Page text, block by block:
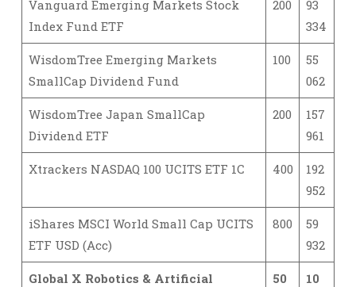
Vanguard Emerging Markets Stock
Index Fund ETF
200
93
334
WisdomTree Emerging Markets
SmallCap Dividend Fund
100
55
062
WisdomTree Japan SmallCap
Dividend ETF
200
157
961
Xtrackers NASDAQ 100 UCITS ETF 1C 400
192
952
iShares MSCI World Small Cap UCITS
ETF USD (Acc)
800
59
932
Global X Robotics & Artificial
50
10